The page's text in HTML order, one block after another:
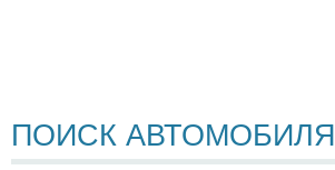
ПОИСК АВТОМОБИЛЯ